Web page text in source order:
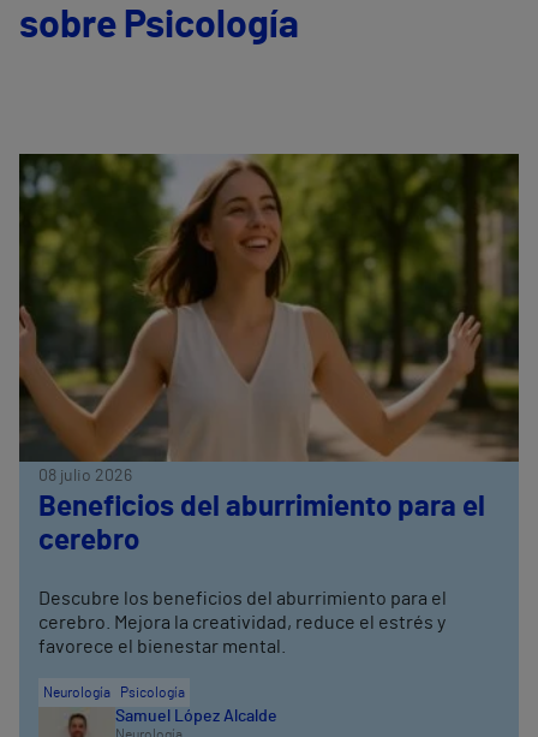
sobre Psicología
08 julio 2026
Beneficios del aburrimiento para el
cerebro
Descubre los beneficios del aburrimiento para el
cerebro. Mejora la creatividad, reduce el estrés y
favorece el bienestar mental.
Neurología Psicología
Samuel López Alcalde